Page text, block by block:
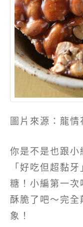
圖片來源：龍情
你是不是也跟
「好吃但超黏
糖！小編第一
酥脆了吧～完
象！